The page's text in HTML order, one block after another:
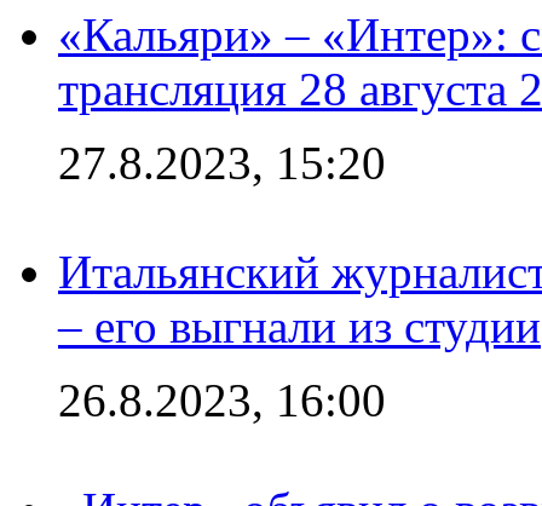
«Кальяри» – «Интер»:
трансляция 28 августа
27.8.2023, 15:20
Итальянский
– его выгнали из студии
26.8.2023, 16:00